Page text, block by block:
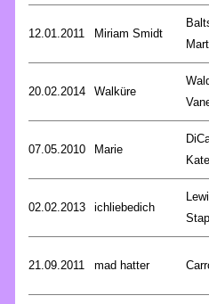
12.01.2011 Miriam Smidt
20.02.2014 Walküre
07.05.2010 Marie
Kate
02.02.2013 ichliebedich
21.09.2011 mad hatter